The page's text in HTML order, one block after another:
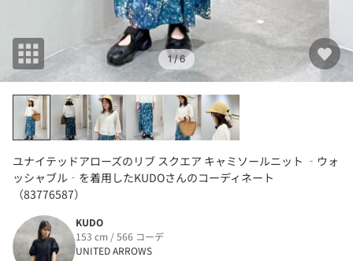
1/ 6
ユナイテッドアローズのリブ スクエア キャミソールニット ‐ウォ
ッシャブル‐を着用したKUDOさんのコーディネート
（83776587）
KUDO
153 cm / 566 コーデ
UNITED ARROWS